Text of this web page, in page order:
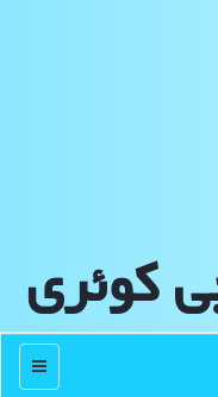
كوئری
منو